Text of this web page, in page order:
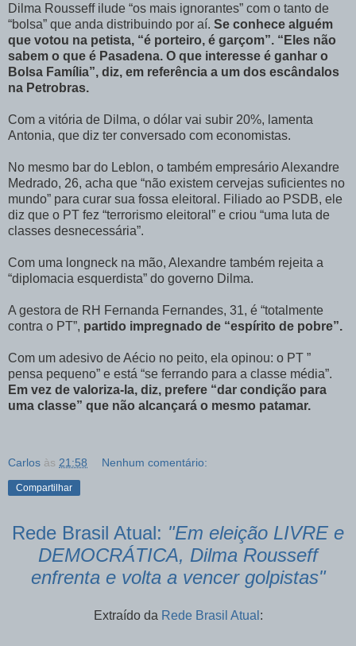
Dilma Rousseff ilude “os mais ignorantes” com o tanto de
“bolsa” que anda distribuindo por aí. Se conhece alguém
que votou na petista, “é porteiro, é garçom”. “Eles não
sabem o que é Pasadena. O que interesse é ganhar o
Bolsa Família”, diz, em referência a um dos escândalos
na Petrobras.
Com a vitória de Dilma, o dólar vai subir 20%, lamenta
Antonia, que diz ter conversado com economistas.
No mesmo bar do Leblon, o também empresário Alexandre
Medrado, 26, acha que “não existem cervejas suficientes no
mundo” para curar sua fossa eleitoral. Filiado ao PSDB, ele
diz que o PT fez “terrorismo eleitoral” e criou “uma luta de
classes desnecessária”.
Com uma longneck na mão, Alexandre também rejeita a
“diplomacia esquerdista” do governo Dilma.
A gestora de RH Fernanda Fernandes, 31, é “totalmente
contra o PT”, partido impregnado de “espírito de pobre”.
Com um adesivo de Aécio no peito, ela opinou: o PT ”
pensa pequeno” e está “se ferrando para a classe média”.
Em vez de valoriza-la, diz, prefere “dar condição para
uma classe” que não alcançará o mesmo patamar.
Carlos às 21:58 Nenhum comentário:
Compartilhar
Rede Brasil Atual: "Em eleição LIVRE e
DEMOCRÁTICA, Dilma Rousseff
enfrenta e volta a vencer golpistas"
Extraído da Rede Brasil Atual :